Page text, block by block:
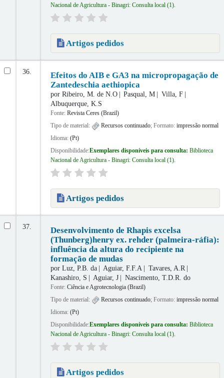
Nacional de Agricultura - Binagri: Consulta local (1).
Artigos pedidos
36.
Efeitos do AIB e GA3 na micropropagação de
Zantedeschia aethiopica
por Ribeiro, M. de N.O Pasqual, M
Villa, F
Albuquerque, K.S
Fonte: Revista Ceres (Brazil)
Tipo de material:
Recursos continuado; Formato: impressão normal
Idioma: (Pt)
Disponibilidade:Exemplares disponíveis para consulta: Biblioteca
Nacional de Agricultura - Binagri: Consulta local (1).
Artigos pedidos
37.
Desenvolvimento de Rhapis excelsa
(Thunberg)henry ex. rehder (palmeira-ráfia):
influência da altura do recipiente na
formação de mudas
por Luz, P.B. da Aguiar, F.F.A
Tavares, A.R
Kanashiro, S
Aguiar, J Nascimento, T.D.R. do
Fonte: Ciência e Agrotecnologia (Brazil)
Tipo de material:
Recursos continuado; Formato: impressão normal
Idioma: (Pt)
Disponibilidade:Exemplares disponíveis para consulta: Biblioteca
Nacional de Agricultura - Binagri: Consulta local (1).
Artigos pedidos